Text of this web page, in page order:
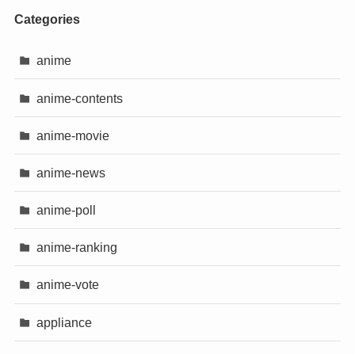
Categories
anime
anime-contents
anime-movie
anime-news
anime-poll
anime-ranking
anime-vote
appliance